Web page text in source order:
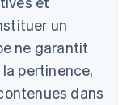
un
ne garantit
pertinence,
dans